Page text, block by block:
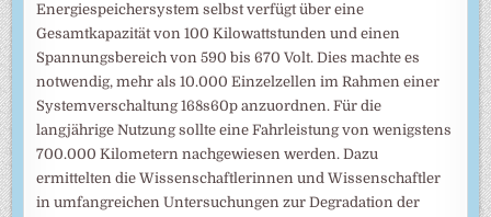
Energiespeichersystem selbst verfügt über eine
Gesamtkapazität von 100 Kilowattstunden und einen
Spannungsbereich von 590 bis 670 Volt. Dies machte es
notwendig, mehr als 10.000 Einzelzellen im Rahmen einer
Systemverschaltung 168s60p anzuordnen. Für die
langjährige Nutzung sollte eine Fahrleistung von wenigstens
700.000 Kilometern nachgewiesen werden. Dazu
ermittelten die Wissenschaftlerinnen und Wissenschaftler
in umfangreichen Untersuchungen zur Degradation der